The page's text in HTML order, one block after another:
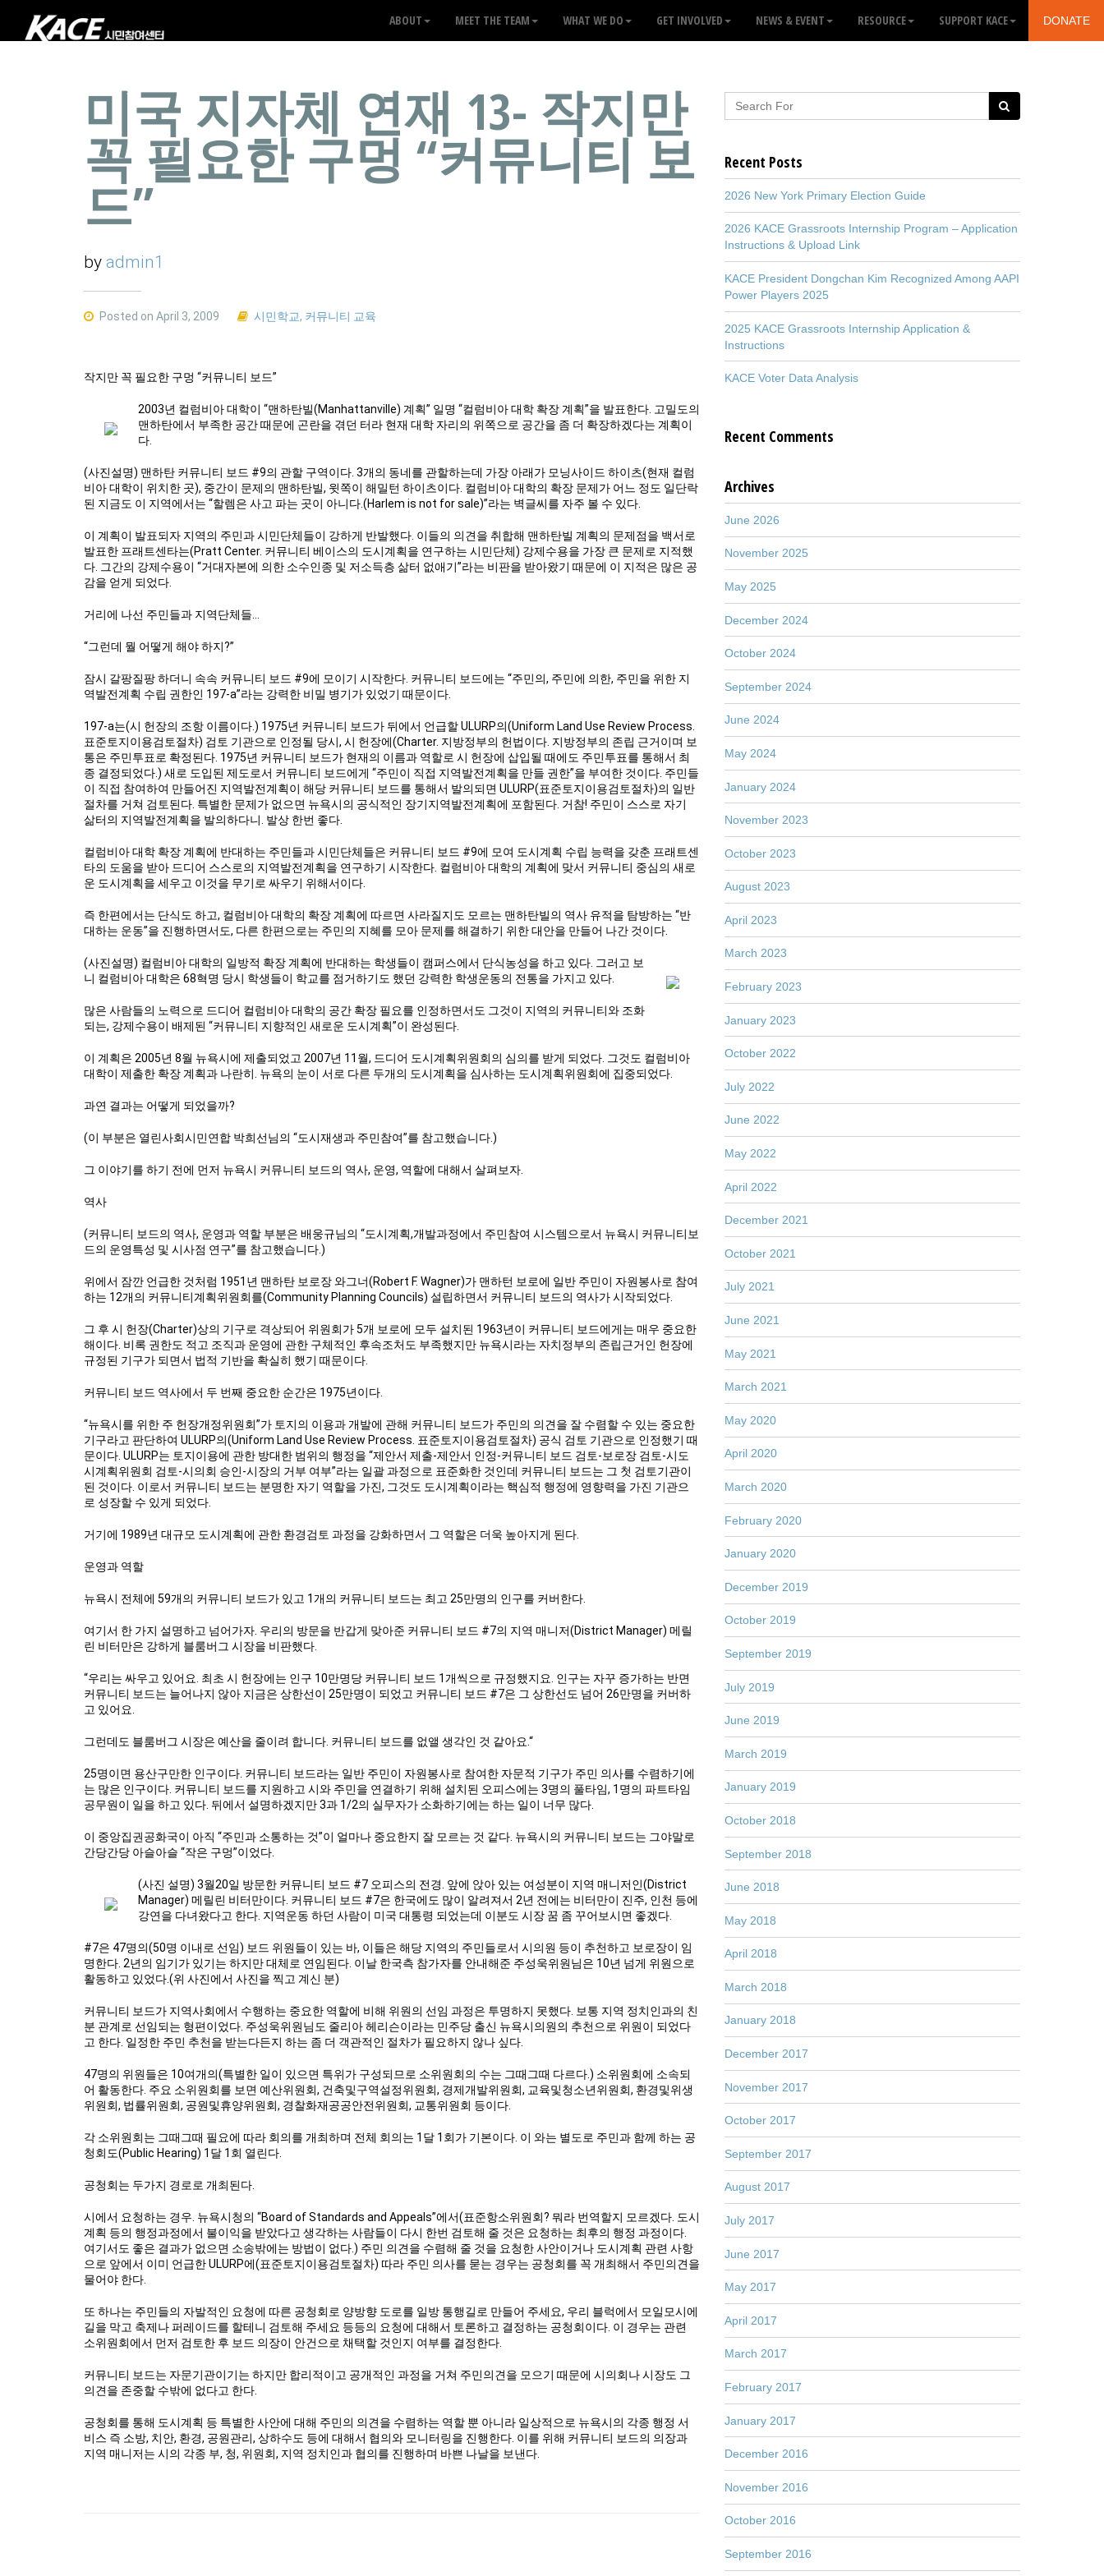
ABOUT MEET THE TEAM WHAT WE DO GET INVOLVED NEWS & EVENT RESOURCE SUPPORT KACE DONATE
미국 지자체 연재 13- 작지만
꼭 필요한 구멍 “커뮤니티 보
드”
by admin1
Posted on April 3, 2009 시민학교, 커뮤니티 교육
작지만 꼭 필요한 구멍 “커뮤니티 보드”
2003년 컬럼비아 대학이 “맨하탄빌(Manhattanville) 계획” 일명 “컬럼비아 대학 확장 계획”을 발표한다. 고밀도의
맨하탄에서 부족한 공간 때문에 곤란을 겪던 터라 현재 대학 자리의 위쪽으로 공간을 좀 더 확장하겠다는 계획이
다.
(사진설명) 맨하탄 커뮤니티 보드 #9의 관할 구역이다. 3개의 동네를 관할하는데 가장 아래가 모닝사이드 하이츠(현재 컬럼
비아 대학이 위치한 곳), 중간이 문제의 맨하탄빌, 윗쪽이 해밀턴 하이츠이다. 컬럼비아 대학의 확장 문제가 어느 정도 일단락
된 지금도 이 지역에서는 “할렘은 사고 파는 곳이 아니다.(Harlem is not for sale)”라는 벽글씨를 자주 볼 수 있다.
이 계획이 발표되자 지역의 주민과 시민단체들이 강하게 반발했다. 이들의 의견을 취합해 맨하탄빌 계획의 문제점을 백서로
발표한 프래트센타는(Pratt Center. 커뮤니티 베이스의 도시계획을 연구하는 시민단체) 강제수용을 가장 큰 문제로 지적했
다. 그간의 강제수용이 “거대자본에 의한 소수인종 및 저소득층 삶터 없애기”라는 비판을 받아왔기 때문에 이 지적은 많은 공
감을 얻게 되었다.
거리에 나선 주민들과 지역단체들…
“그런데 뭘 어떻게 해야 하지?”
잠시 갈팡질팡 하더니 속속 커뮤니티 보드 #9에 모이기 시작한다. 커뮤니티 보드에는 “주민의, 주민에 의한, 주민을 위한 지
역발전계획 수립 권한인 197-a”라는 강력한 비밀 병기가 있었기 때문이다.
197-a는(시 헌장의 조항 이름이다.) 1975년 커뮤니티 보드가 뒤에서 언급할 ULURP의(Uniform Land Use Review Process.
표준토지이용검토절차) 검토 기관으로 인정될 당시, 시 헌장에(Charter. 지방정부의 헌법이다. 지방정부의 존립 근거이며 보
통은 주민투표로 확정된다. 1975년 커뮤니티 보드가 현재의 이름과 역할로 시 헌장에 삽입될 때에도 주민투표를 통해서 최
종 결정되었다.) 새로 도입된 제도로서 커뮤니티 보드에게 “주민이 직접 지역발전계획을 만들 권한”을 부여한 것이다. 주민들
이 직접 참여하여 만들어진 지역발전계획이 해당 커뮤니티 보드를 통해서 발의되면 ULURP(표준토지이용검토절차)의 일반
절차를 거쳐 검토된다. 특별한 문제가 없으면 뉴욕시의 공식적인 장기지역발전계획에 포함된다. 거참! 주민이 스스로 자기
삶터의 지역발전계획을 발의하다니. 발상 한번 좋다.
컬럼비아 대학 확장 계획에 반대하는 주민들과 시민단체들은 커뮤니티 보드 #9에 모여 도시계획 수립 능력을 갖춘 프래트센
타의 도움을 받아 드디어 스스로의 지역발전계획을 연구하기 시작한다. 컬럼비아 대학의 계획에 맞서 커뮤니티 중심의 새로
운 도시계획을 세우고 이것을 무기로 싸우기 위해서이다.
즉 한편에서는 단식도 하고, 컬럼비아 대학의 확장 계획에 따르면 사라질지도 모르는 맨하탄빌의 역사 유적을 탐방하는 “반
대하는 운동”을 진행하면서도, 다른 한편으로는 주민의 지혜를 모아 문제를 해결하기 위한 대안을 만들어 나간 것이다.
(사진설명) 컬럼비아 대학의 일방적 확장 계획에 반대하는 학생들이 캠퍼스에서 단식농성을 하고 있다. 그러고 보
니 컬럼비아 대학은 68혁명 당시 학생들이 학교를 점거하기도 했던 강력한 학생운동의 전통을 가지고 있다.
많은 사람들의 노력으로 드디어 컬럼비아 대학의 공간 확장 필요를 인정하면서도 그것이 지역의 커뮤니티와 조화
되는, 강제수용이 배제된 “커뮤니티 지향적인 새로운 도시계획”이 완성된다.
이 계획은 2005년 8월 뉴욕시에 제출되었고 2007년 11월, 드디어 도시계획위원회의 심의를 받게 되었다. 그것도 컬럼비아
대학이 제출한 확장 계획과 나란히. 뉴욕의 눈이 서로 다른 두개의 도시계획을 심사하는 도시계획위원회에 집중되었다.
과연 결과는 어떻게 되었을까?
(이 부분은 열린사회시민연합 박희선님의 “도시재생과 주민참여”를 참고했습니다.)
그 이야기를 하기 전에 먼저 뉴욕시 커뮤니티 보드의 역사, 운영, 역할에 대해서 살펴보자.
역사
(커뮤니티 보드의 역사, 운영과 역할 부분은 배웅규님의 “도시계획,개발과정에서 주민참여 시스템으로서 뉴욕시 커뮤니티보
드의 운영특성 및 시사점 연구”를 참고했습니다.)
위에서 잠깐 언급한 것처럼 1951년 맨하탄 보로장 와그너(Robert F. Wagner)가 맨하턴 보로에 일반 주민이 자원봉사로 참여
하는 12개의 커뮤니티계획위원회를(Community Planning Councils) 설립하면서 커뮤니티 보드의 역사가 시작되었다.
그 후 시 헌장(Charter)상의 기구로 격상되어 위원회가 5개 보로에 모두 설치된 1963년이 커뮤니티 보드에게는 매우 중요한
해이다. 비록 권한도 적고 조직과 운영에 관한 구체적인 후속조처도 부족했지만 뉴욕시라는 자치정부의 존립근거인 헌장에
규정된 기구가 되면서 법적 기반을 확실히 했기 때문이다.
커뮤니티 보드 역사에서 두 번째 중요한 순간은 1975년이다.
“뉴욕시를 위한 주 헌장개정위원회”가 토지의 이용과 개발에 관해 커뮤니티 보드가 주민의 의견을 잘 수렴할 수 있는 중요한
기구라고 판단하여 ULURP의(Uniform Land Use Review Process. 표준토지이용검토절차) 공식 검토 기관으로 인정했기 때
문이다. ULURP는 토지이용에 관한 방대한 범위의 행정을 “제안서 제출-제안서 인정-커뮤니티 보드 검토-보로장 검토-시도
시계획위원회 검토-시의회 승인-시장의 거부 여부”라는 일괄 과정으로 표준화한 것인데 커뮤니티 보드는 그 첫 검토기관이
된 것이다. 이로서 커뮤니티 보드는 분명한 자기 역할을 가진, 그것도 도시계획이라는 핵심적 행정에 영향력을 가진 기관으
로 성장할 수 있게 되었다.
거기에 1989년 대규모 도시계획에 관한 환경검토 과정을 강화하면서 그 역할은 더욱 높아지게 된다.
운영과 역할
뉴욕시 전체에 59개의 커뮤니티 보드가 있고 1개의 커뮤니티 보드는 최고 25만명의 인구를 커버한다.
여기서 한 가지 설명하고 넘어가자. 우리의 방문을 반갑게 맞아준 커뮤니티 보드 #7의 지역 매니저(District Manager) 메릴
린 비터만은 강하게 블룸버그 시장을 비판했다.
“우리는 싸우고 있어요. 최초 시 헌장에는 인구 10만명당 커뮤니티 보드 1개씩으로 규정했지요. 인구는 자꾸 증가하는 반면
커뮤니티 보드는 늘어나지 않아 지금은 상한선이 25만명이 되었고 커뮤니티 보드 #7은 그 상한선도 넘어 26만명을 커버하
고 있어요.
그런데도 블룸버그 시장은 예산을 줄이려 합니다. 커뮤니티 보드를 없앨 생각인 것 같아요.“
25명이면 용산구만한 인구이다. 커뮤니티 보드라는 일반 주민이 자원봉사로 참여한 자문적 기구가 주민 의사를 수렴하기에
는 많은 인구이다. 커뮤니티 보드를 지원하고 시와 주민을 연결하기 위해 설치된 오피스에는 3명의 풀타임, 1명의 파트타임
공무원이 일을 하고 있다. 뒤에서 설명하겠지만 3과 1/2의 실무자가 소화하기에는 하는 일이 너무 많다.
이 중앙집권공화국이 아직 “주민과 소통하는 것”이 얼마나 중요한지 잘 모르는 것 같다. 뉴욕시의 커뮤니티 보드는 그야말로
간당간당 아슬아슬 “작은 구멍”이었다.
(사진 설명) 3월20일 방문한 커뮤니티 보드 #7 오피스의 전경. 앞에 앉아 있는 여성분이 지역 매니저인(District
Manager) 메릴린 비터만이다. 커뮤니티 보드 #7은 한국에도 많이 알려져서 2년 전에는 비터만이 진주, 인천 등에
강연을 다녀왔다고 한다. 지역운동 하던 사람이 미국 대통령 되었는데 이분도 시장 꿈 좀 꾸어보시면 좋겠다.
#7은 47명의(50명 이내로 선임) 보드 위원들이 있는 바, 이들은 해당 지역의 주민들로서 시의원 등이 추천하고 보로장이 임
명한다. 2년의 임기가 있기는 하지만 대체로 연임된다. 이날 한국측 참가자를 안내해준 주성욱위원님은 10년 넘게 위원으로
활동하고 있었다.(위 사진에서 사진을 찍고 계신 분)
커뮤니티 보드가 지역사회에서 수행하는 중요한 역할에 비해 위원의 선임 과정은 투명하지 못했다. 보통 지역 정치인과의 친
분 관계로 선임되는 형편이었다. 주성욱위원님도 줄리아 헤리슨이라는 민주당 출신 뉴욕시의원의 추천으로 위원이 되었다
고 한다. 일정한 주민 추천을 받는다든지 하는 좀 더 객관적인 절차가 필요하지 않나 싶다.
47명의 위원들은 10여개의(특별한 일이 있으면 특위가 구성되므로 소위원회의 수는 그때그때 다르다.) 소위원회에 소속되
어 활동한다. 주요 소위원회를 보면 예산위원회, 건축및구역설정위원회, 경제개발위원회, 교육및청소년위원회, 환경및위생
위원회, 법률위원회, 공원및휴양위원회, 경찰화재공공안전위원회, 교통위원회 등이다.
각 소위원회는 그때그때 필요에 따라 회의를 개최하며 전체 회의는 1달 1회가 기본이다. 이 와는 별도로 주민과 함께 하는 공
청회도(Public Hearing) 1달 1회 열린다.
공청회는 두가지 경로로 개최된다.
시에서 요청하는 경우. 뉴욕시청의 “Board of Standards and Appeals”에서(표준항소위원회? 뭐라 번역할지 모르겠다. 도시
계획 등의 행정과정에서 불이익을 받았다고 생각하는 사람들이 다시 한번 검토해 줄 것은 요청하는 최후의 행정 과정이다.
여기서도 좋은 결과가 없으면 소송밖에는 방법이 없다.) 주민 의견을 수렴해 줄 것을 요청한 사안이거나 도시계획 관련 사항
으로 앞에서 이미 언급한 ULURP에(표준토지이용검토절차) 따라 주민 의사를 묻는 경우는 공청회를 꼭 개최해서 주민의견을
물어야 한다.
또 하나는 주민들의 자발적인 요청에 따른 공청회로 양방향 도로를 일방 통행길로 만들어 주세요, 우리 블럭에서 모일모시에
길을 막고 축제나 퍼레이드를 할테니 검토해 주세요 등등의 요청에 대해서 토론하고 결정하는 공청회이다. 이 경우는 관련
소위원회에서 먼저 검토한 후 보드 의장이 안건으로 채택할 것인지 여부를 결정한다.
커뮤니티 보드는 자문기관이기는 하지만 합리적이고 공개적인 과정을 거쳐 주민의견을 모으기 때문에 시의회나 시장도 그
의견을 존중할 수밖에 없다고 한다.
공청회를 통해 도시계획 등 특별한 사안에 대해 주민의 의견을 수렴하는 역할 뿐 아니라 일상적으로 뉴욕시의 각종 행정 서
비스 즉 소방, 치안, 환경, 공원관리, 상하수도 등에 대해서 협의와 모니터링을 진행한다. 이를 위해 커뮤니티 보드의 의장과
지역 매니저는 시의 각종 부, 청, 위원회, 지역 정치인과 협의를 진행하며 바쁜 나날을 보낸다.
Recent Posts
2026 New York Primary Election Guide
2026 KACE Grassroots Internship Program – Application
Instructions & Upload Link
KACE President Dongchan Kim Recognized Among AAPI
Power Players 2025
2025 KACE Grassroots Internship Application &
Instructions
KACE Voter Data Analysis
Recent Comments
Archives
June 2026
November 2025
May 2025
December 2024
October 2024
September 2024
June 2024
May 2024
January 2024
November 2023
October 2023
August 2023
April 2023
March 2023
February 2023
January 2023
October 2022
July 2022
June 2022
May 2022
April 2022
December 2021
October 2021
July 2021
June 2021
May 2021
March 2021
May 2020
April 2020
March 2020
February 2020
January 2020
December 2019
October 2019
September 2019
July 2019
June 2019
March 2019
January 2019
October 2018
September 2018
June 2018
May 2018
April 2018
March 2018
January 2018
December 2017
November 2017
October 2017
September 2017
August 2017
July 2017
June 2017
May 2017
April 2017
March 2017
February 2017
January 2017
December 2016
November 2016
October 2016
September 2016